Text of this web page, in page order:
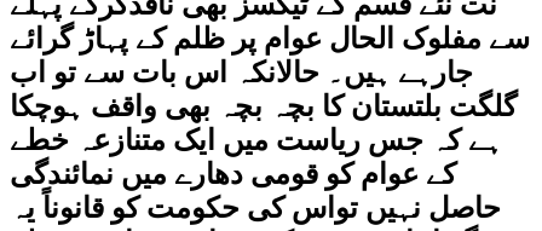
سے مفلوک الحال عوام پر ظلم کے پہاڑ گرائے
جارہے ہیں۔ حالانکہ اس بات سے تو اب
گلگت بلتستان کا بچہ بچہ بھی واقف ہوچکا
ہے کہ جس ریاست میں ایک متنازعہ خطے
کے عوام کو قومی دھارے میں نمائندگی
حاصل نہیں تواس کی حکومت کو قانوناً یہ